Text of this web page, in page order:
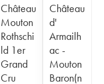
Château
Mouton
Rothschi
ld 1er
Grand
Cru
Château
d'
Armailh
ac -
Mouton
Baron(n